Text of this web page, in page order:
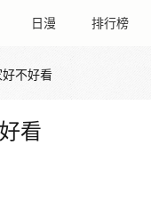
日漫 排行榜
不好看
看